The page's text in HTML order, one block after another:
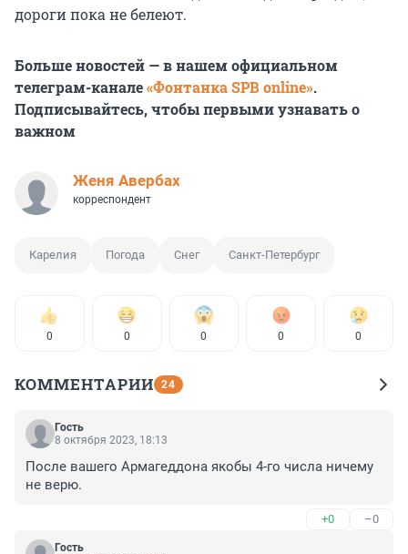
дороги пока не белеют.
Больше новостей — в нашем официальном
телеграм-канале«Фонтанка SPB online».
Подписывайтесь, чтобы первыми узнавать о
важном
Женя Авербах
корреспондент
Карелия Погода Снег Санкт-Петербург
0 0 0 0 0
КОММЕНТАРИИ 24
Гость
8 октября 2023, 18:13
После вашего Армагеддона якобы 4-го числа ничему
не верю.
+0 –0
Гость